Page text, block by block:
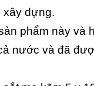
xây dựng.
phẩm này và
nước và đã